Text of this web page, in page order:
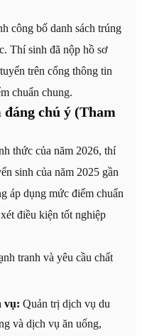
công bố danh sách trúng
Thí sinh đã nộp hồ sơ
trên cổng thông tin
chuẩn chung.
chú ý (Tham
thức của năm 2026, thí
sinh của năm 2025 gần
áp dụng mức điểm chuẩn
điều kiện tốt nghiệp
tranh và yêu cầu chất
vụ: Quản trị dịch vụ du
và dịch vụ ăn uống,